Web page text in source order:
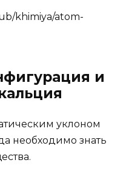
khimiya/atom-
и
уклоном
необходимо знать